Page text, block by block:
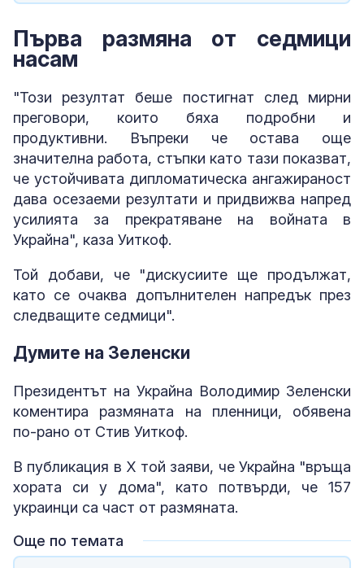
Първа размяна от седмици
насам
"Този резултат беше постигнат след мирни
преговори, които бяха подробни и
продуктивни. Въпреки че остава още
значителна работа, стъпки като тази показват,
че устойчивата дипломатическа ангажираност
дава осезаеми резултати и придвижва напред
усилията за прекратяване на войната в
Украйна", каза Уиткоф.
Той добави, че "дискусиите ще продължат,
като се очаква допълнителен напредък през
следващите седмици".
Думите на Зеленски
Президентът на Украйна Володимир Зеленски
коментира размяната на пленници, обявена
по-рано от Стив Уиткоф.
В публикация в X той заяви, че Украйна "връща
хората си у дома", като потвърди, че 157
украинци са част от размяната.
Още по темата